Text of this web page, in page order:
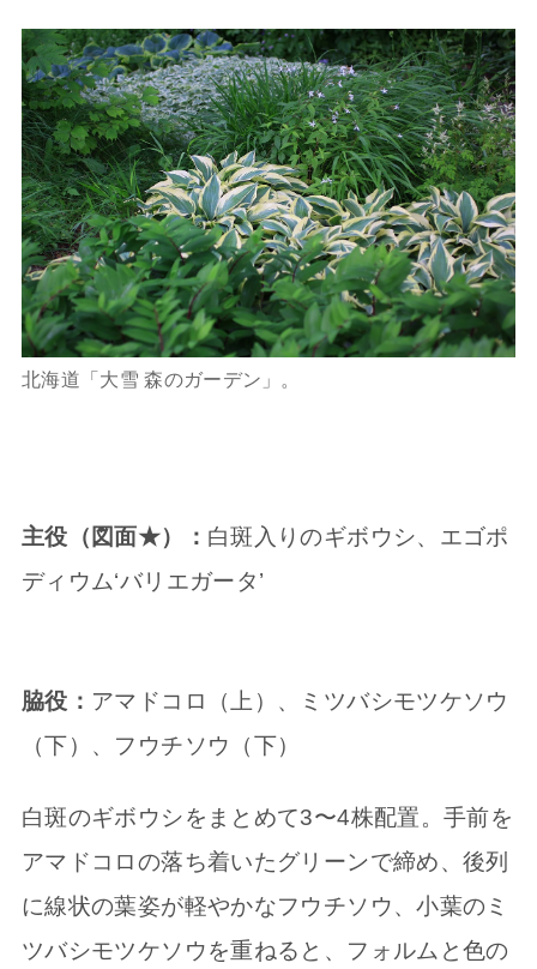
北海道「大雪 森のガーデン」。
主役（図面★）： 白斑入りのギボウシ、エゴポ
ディウム‘バリエガータ’
脇役： アマドコロ（上）、ミツバシモツケソウ
（下）、フウチソウ（下）
白斑のギボウシをまとめて3〜4株配置。手前を
アマドコロの落ち着いたグリーンで締め、後列
に線状の葉姿が軽やかなフウチソウ、小葉のミ
ツバシモツケソウを重ねると、フォルムと色の